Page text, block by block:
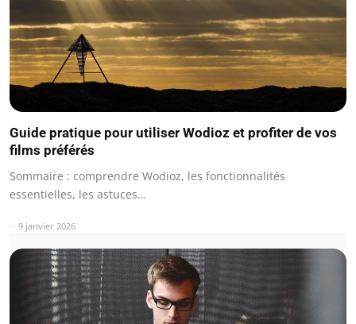
Guide pratique pour utiliser Wodioz et profiter de vos
films préférés
Sommaire : comprendre Wodioz, les fonctionnalités
essentielles, les astuces…
9 janvier 2026